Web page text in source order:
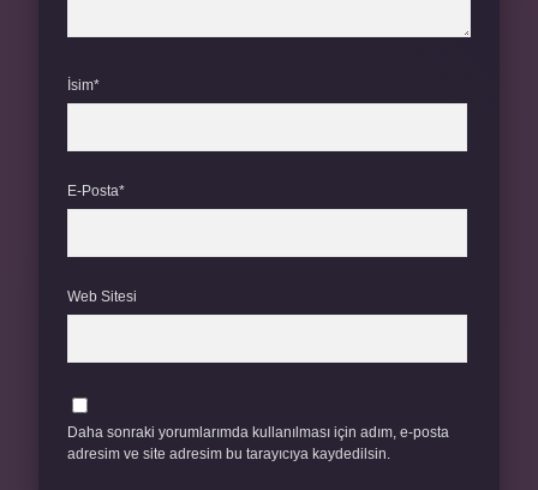
İsim*
E-Posta*
Web Sitesi
Daha sonraki yorumlarımda kullanılması için adım, e-posta
adresim ve site adresim bu tarayıcıya kaydedilsin.